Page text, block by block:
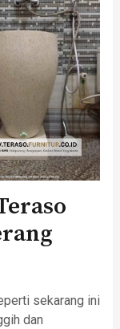
sekarang ini
dan